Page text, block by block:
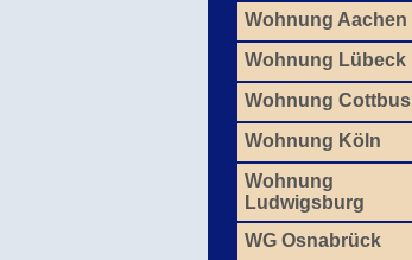
Wohnung Aachen
Wohnung Lübeck
Wohnung Cottbus
Wohnung Köln
Wohnung
Ludwigsburg
WG Osnabrück